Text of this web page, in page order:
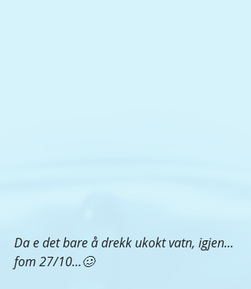
Da e det bare å drekk ukokt vatn, igjen...
fom 27/10…🥴